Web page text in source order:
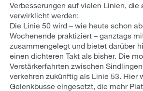
Verbesserungen auf vielen Linien, die
verwirklicht werden:
Die Linie 50 wird – wie heute schon
Wochenende praktiziert – ganztags
zusammengelegt und bietet darüber
einen dichteren Takt als bisher. Die
Verstärkerfahrten zwischen
verkehren zukünftig als Linie 53. Hier
Gelenkbusse eingesetzt, die mehr